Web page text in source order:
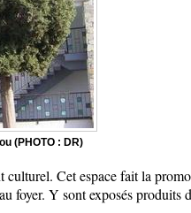
(PHOTO : DR)
culturel. Cet espace fait la
foyer. Y sont exposés produits